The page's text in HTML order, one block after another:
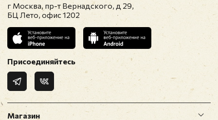
Магазин
г Москва, пр-т Вернадского, д 29,
БЦ Лето, офис 1202
Присоединяйтесь